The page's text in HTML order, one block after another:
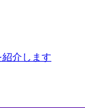
介します